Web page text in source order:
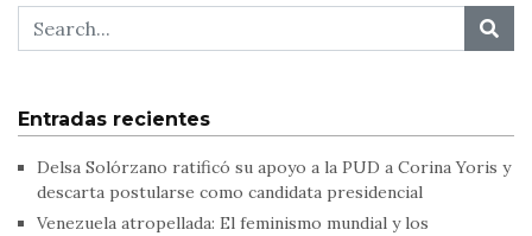
Entradas recientes
Delsa Solórzano ratificó su apoyo a la PUD a Corina Yoris y
descarta postularse como candidata presidencial
Venezuela atropellada: El feminismo mundial y los